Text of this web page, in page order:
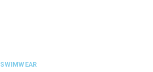
SWIMWEAR